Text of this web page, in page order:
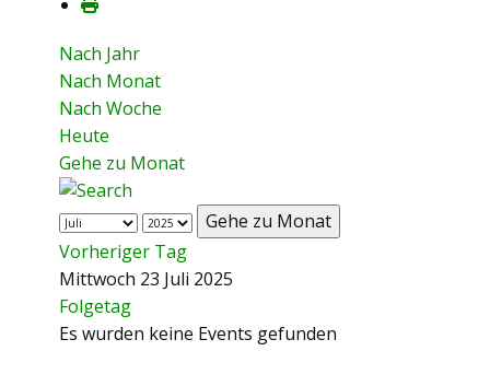
Nach Jahr
Nach Monat
Nach Woche
Heute
Gehe zu Monat
Gehe zu Monat
Vorheriger Tag
Mittwoch 23 Juli 2025
Folgetag
Es wurden keine Events gefunden